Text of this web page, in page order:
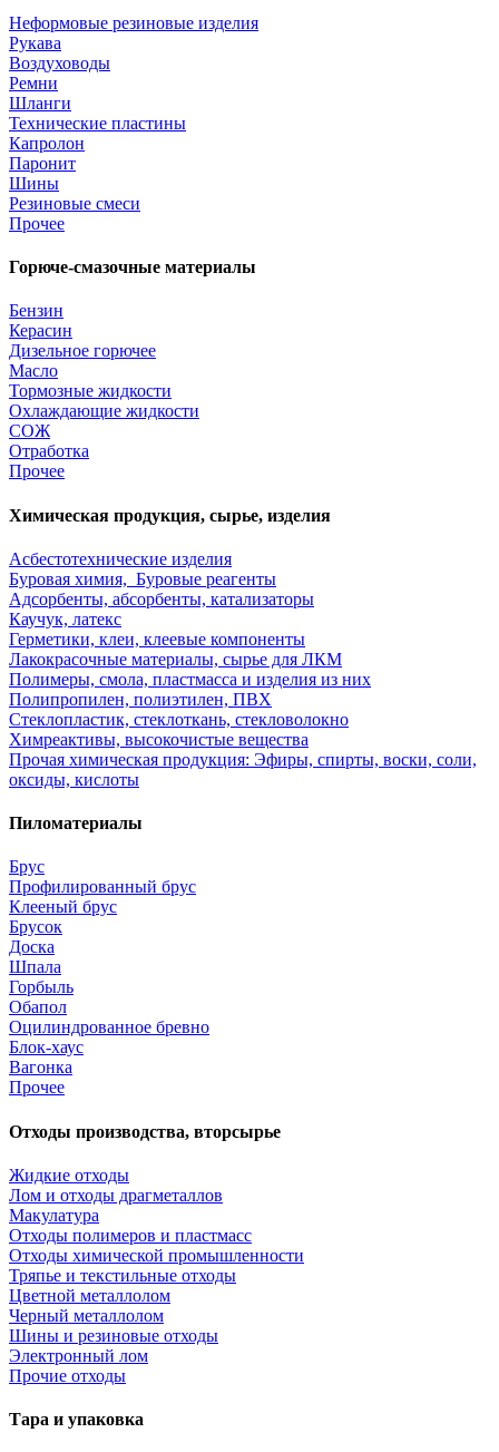
Неформовые резиновые изделия
Рукава
Воздуховоды
Ремни
Шланги
Технические пластины
Капролон
Паронит
Шины
Резиновые смеси
Прочее
Горюче-смазочные материалы
Бензин
Керасин
Дизельное горючее
Масло
Тормозные жидкости
Охлаждающие жидкости
СОЖ
Отработка
Прочее
Химическая продукция, сырье, изделия
Асбестотехнические изделия
Буровая химия, Буровые реагенты
Адсорбенты, абсорбенты, катализаторы
Каучук, латекс
Герметики, клеи, клеевые компоненты
Лакокрасочные материалы, сырье для ЛКМ
Полимеры, смола, пластмасса и изделия из них
Полипропилен, полиэтилен, ПВХ
Стеклопластик, стеклоткань, стекловолокно
Химреактивы, высокочистые вещества
Прочая химическая продукция: Эфиры, спирты, воски, соли,
оксиды, кислоты
Пиломатериалы
Брус
Профилированный брус
Клееный брус
Брусок
Доска
Шпала
Горбыль
Обапол
Оцилиндрованное бревно
Блок-хаус
Вагонка
Прочее
Отходы производства, вторсырье
Жидкие отходы
Лом и отходы драгметаллов
Макулатура
Отходы полимеров и пластмасс
Отходы химической промышленности
Тряпье и текстильные отходы
Цветной металлолом
Черный металлолом
Шины и резиновые отходы
Электронный лом
Прочие отходы
Тара и упаковка